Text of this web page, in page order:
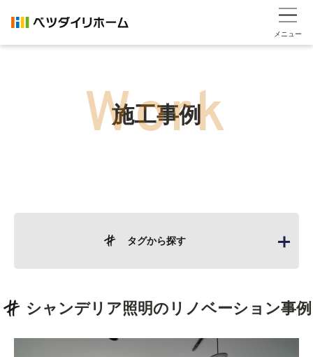
メニュー
施工事例
タグから探す
シャンデリア照明のリノベーション事例